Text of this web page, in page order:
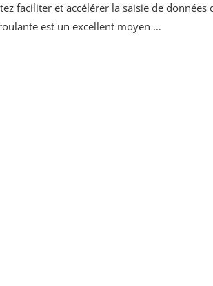
faciliter et accélérer la saisie de données
est un excellent moyen …